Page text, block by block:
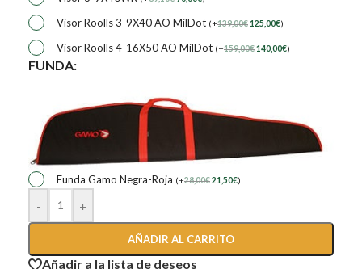
Visor Roolls 3-9X40 AO MilDot (+139,00€125,00€)
Visor Roolls 4-16X50 AO MilDot (+159,00€140,00€)
FUNDA:
Funda Gamo Negra-Roja (+28,00€21,50€)
- +
AÑADIR AL CARRITO
Añadir a la lista de deseos